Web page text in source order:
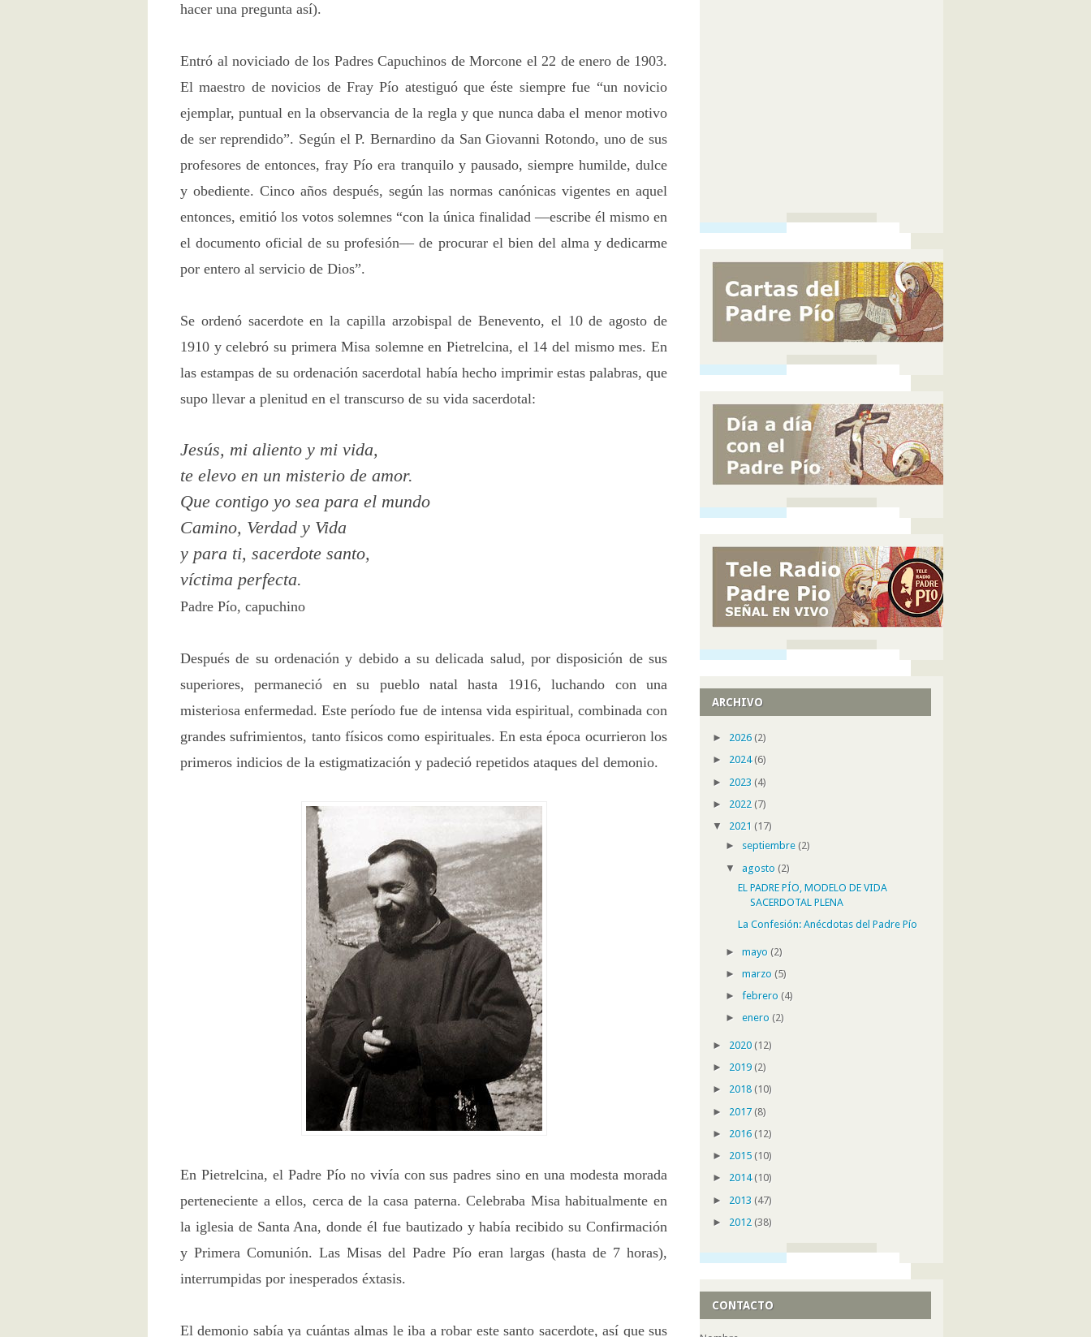
hacer una pregunta así).
Entró al noviciado de los Padres Capuchinos de Morcone el 22 de enero de 1903.
El maestro de novicios de Fray Pío atestiguó que éste siempre fue “un novicio
ejemplar, puntual en la observancia de la regla y que nunca daba el menor motivo
de ser reprendido”. Según el P. Bernardino da San Giovanni Rotondo, uno de sus
profesores de entonces, fray Pío era tranquilo y pausado, siempre humilde, dulce
y obediente. Cinco años después, según las normas canónicas vigentes en aquel
entonces, emitió los votos solemnes “con la única finalidad —escribe él mismo en
el documento oficial de su profesión— de procurar el bien del alma y dedicarme
por entero al servicio de Dios”.
Se ordenó sacerdote en la capilla arzobispal de Benevento, el 10 de agosto de
1910 y celebró su primera Misa solemne en Pietrelcina, el 14 del mismo mes. En
las estampas de su ordenación sacerdotal había hecho imprimir estas palabras, que
supo llevar a plenitud en el transcurso de su vida sacerdotal:
Jesús, mi aliento y mi vida,
te elevo en un misterio de amor.
Que contigo yo sea para el mundo
Camino, Verdad y Vida
y para ti, sacerdote santo,
víctima perfecta.
Padre Pío, capuchino
Después de su ordenación y debido a su delicada salud, por disposición de sus
superiores, permaneció en su pueblo natal hasta 1916, luchando con una
misteriosa enfermedad. Este período fue de intensa vida espiritual, combinada con
grandes sufrimientos, tanto físicos como espirituales. En esta época ocurrieron los
primeros indicios de la estigmatización y padeció repetidos ataques del demonio.
En Pietrelcina, el Padre Pío no vivía con sus padres sino en una modesta morada
perteneciente a ellos, cerca de la casa paterna. Celebraba Misa habitualmente en
la iglesia de Santa Ana, donde él fue bautizado y había recibido su Confirmación
y Primera Comunión. Las Misas del Padre Pío eran largas (hasta de 7 horas),
interrumpidas por inesperados éxtasis.
El demonio sabía ya cuántas almas le iba a robar este santo sacerdote, así que sus
ARCHIVO
► 2026 (2)
► 2024(6)
► 2023 (4)
► 2022 (7)
▼ 2021 (17)
► septiembre (2)
▼ agosto (2)
EL PADRE PÍO, MODELO DE VIDA
SACERDOTAL PLENA
La Confesión: Anécdotas del Padre Pío
► mayo (2)
► marzo (5)
► febrero (4)
► enero (2)
► 2020 (12)
► 2019 (2)
► 2018 (10)
► 2017 (8)
► 2016 (12)
► 2015 (10)
► 2014(10)
► 2013 (47)
► 2012 (38)
CONTACTO